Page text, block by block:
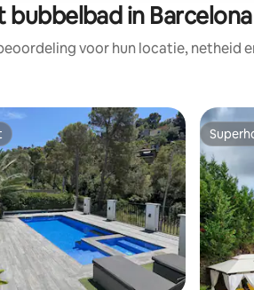
in Barcelona
voor hun locatie, netheid